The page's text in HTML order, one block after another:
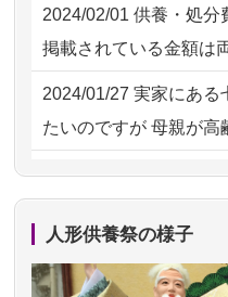
2026/07/15 お客様の声
ただけそう...
2026/07/13 遠方からで
での方法が...
2026/07/10家から近か
2024/02/01 供養・処分
掲載されている金額は
2024/01/27 実家にある
たいのですが 母親が高
2024/01/13剥製の供養
ですが？
人形供養祭の様子